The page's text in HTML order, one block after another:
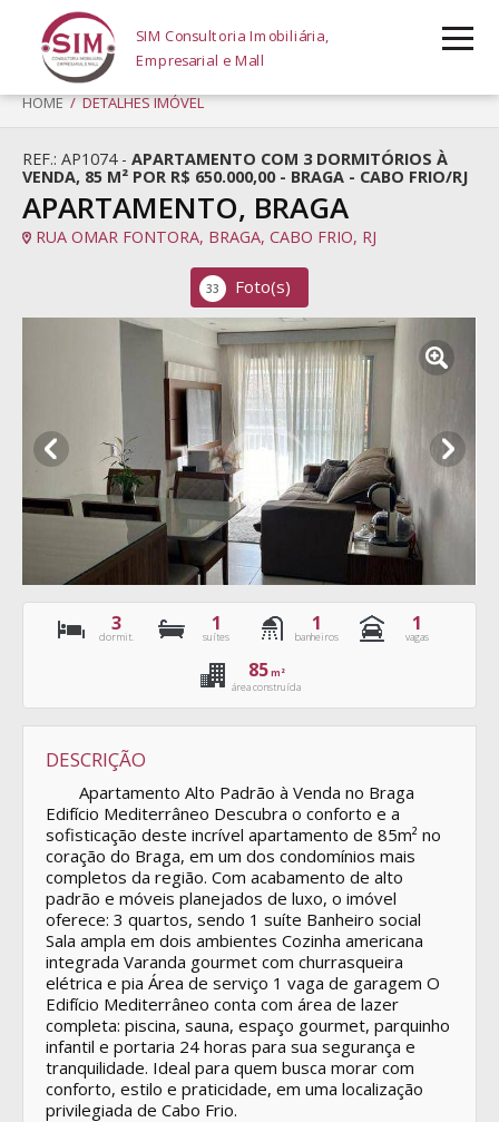
SIM Consultoria Imobiliária,
Empresarial e Mall
HOME/ DETALHES IMÓVEL
REF.: AP1074 - APARTAMENTO COM 3 DORMITÓRIOS À
VENDA, 85 M² POR R$ 650.000,00 - BRAGA - CABO FRIO/RJ
APARTAMENTO, BRAGA
RUA OMAR FONTORA, BRAGA, CABO FRIO, RJ
33 Foto(s)
3
dormit.
1
suítes
1
banheiros
1
vagas
85 m²
área construída
DESCRIÇÃO
Apartamento Alto Padrão à Venda no Braga
Edifício Mediterrâneo Descubra o conforto e a
sofisticação deste incrível apartamento de 85m² no
coração do Braga, em um dos condomínios mais
completos da região. Com acabamento de alto
padrão e móveis planejados de luxo, o imóvel
oferece: 3 quartos, sendo 1 suíte Banheiro social
Sala ampla em dois ambientes Cozinha americana
integrada Varanda gourmet com churrasqueira
elétrica e pia Área de serviço 1 vaga de garagem O
Edifício Mediterrâneo conta com área de lazer
completa: piscina, sauna, espaço gourmet, parquinho
infantil e portaria 24 horas para sua segurança e
tranquilidade. Ideal para quem busca morar com
conforto, estilo e praticidade, em uma localização
privilegiada de Cabo Frio.